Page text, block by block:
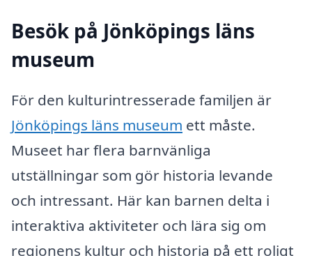
Besök på Jönköpings läns
museum
För den kulturintresserade familjen är
Jönköpings läns museum ett måste.
Museet har flera barnvänliga
utställningar som gör historia levande
och intressant. Här kan barnen delta i
interaktiva aktiviteter och lära sig om
regionens kultur och historia på ett roligt